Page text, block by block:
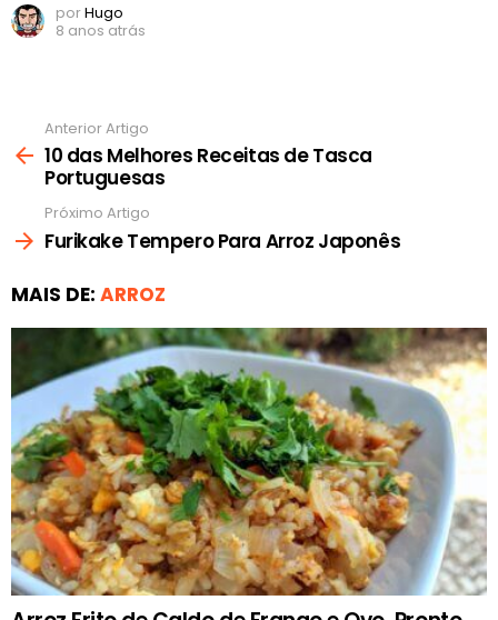
porHugo
8 anos atrás
mais
Anterior Artigo
10 das Melhores Receitas de Tasca
Portuguesas
Próximo Artigo
Furikake Tempero Para Arroz Japonês
MAIS DE: ARROZ